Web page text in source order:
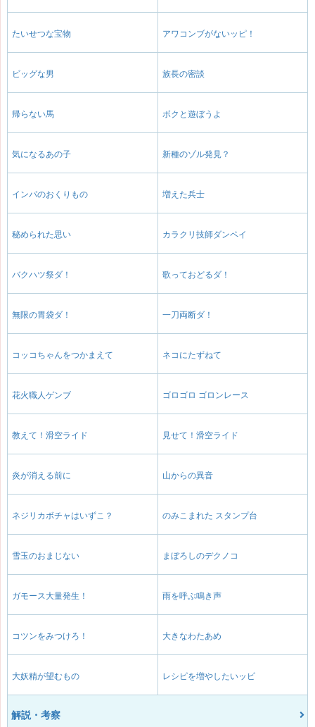
たいせつな宝物 アワコンブがないッピ！
ビッグな男 族長の密談
帰らない馬 ボクと遊ぼうよ
気になるあの子 新種のゾル発見？
インパのおくりもの 増えた兵士
秘められた思い カラクリ技師ダンペイ
バクハツ祭ダ！ 歌っておどるダ！
無限の胃袋ダ！ 一刀両断ダ！
コッコちゃんをつかまえて ネコにたずねて
花火職人ゲンブ ゴロゴロ ゴロンレース
教えて！滑空ライド 見せて！滑空ライド
炎が消える前に 山からの異音
ネジリカボチャはいずこ？ のみこまれた スタンプ台
雪玉のおまじない まぼろしのデクノコ
ガモース大量発生！ 雨を呼ぶ鳴き声
コツンをみつけろ！ 大きなわたあめ
大妖精が望むもの レシピを増やしたいッピ
解説・考察